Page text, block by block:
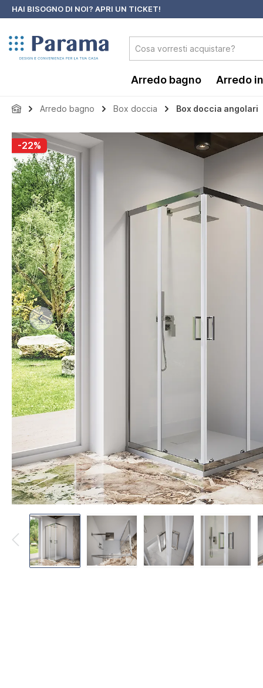
Passa alla navigazione principale
HAI BISOGNO DI NOI? APRI UN TICKET!
Arredo bagno Arredo
Arredo bagno Box doccia Box doccia angolari
Salta la galleria di immagini
-22%